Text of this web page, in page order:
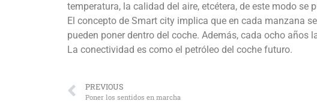
temperatura, la calidad del aire, etcétera, de este modo se
El concepto de Smart city implica que en cada manzana
pueden poner dentro del coche. Además, cada ocho años
La conectividad es como el petróleo del coche futuro.
PREVIOUS
Poner los sentidos en marcha